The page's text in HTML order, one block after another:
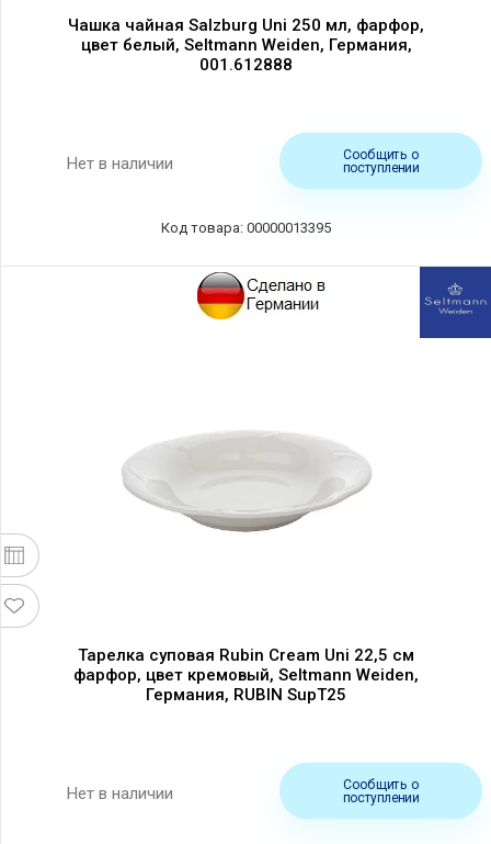
Чашка чайная Salzburg Uni 250 мл, фарфор,
цвет белый, Seltmann Weiden, Германия,
001.612888
Нет в наличии
Сообщить о
поступлении
Код товара: 00000013395
Тарелка суповая Rubin Cream Uni 22,5 см
фарфор, цвет кремовый, Seltmann Weiden,
Германия, RUBIN SupT25
Нет в наличии
Сообщить о
поступлении